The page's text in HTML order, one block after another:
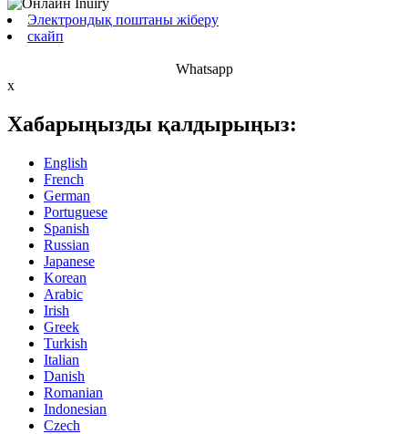
Электрондық поштаны жіберу
скайп
Whatsapp
x
Хабарыңызды қалдырыңыз:
English
French
German
Portuguese
Spanish
Russian
Japanese
Korean
Arabic
Irish
Greek
Turkish
Italian
Danish
Romanian
Indonesian
Czech